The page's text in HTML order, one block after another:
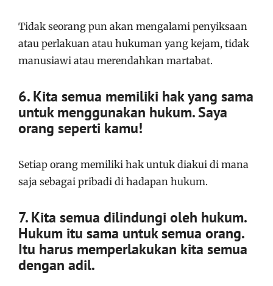
Tidak seorang pun akan mengalami penyiksaan
atau perlakuan atau hukuman yang kejam, tidak
manusiawi atau merendahkan martabat.
6. Kita semua memiliki hak yang sama
untuk menggunakan hukum. Saya
orang seperti kamu!
Setiap orang memiliki hak untuk diakui di mana
saja sebagai pribadi di hadapan hukum.
7. Kita semua dilindungi oleh hukum.
Hukum itu sama untuk semua orang.
Itu harus memperlakukan kita semua
dengan adil.